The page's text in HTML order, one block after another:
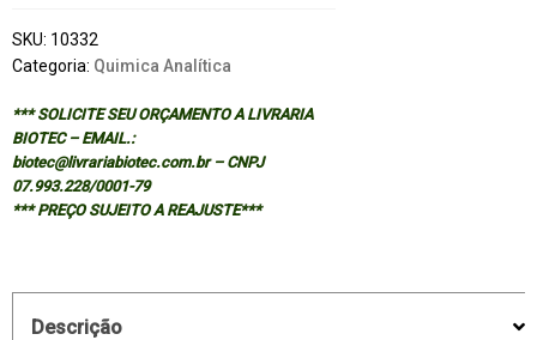
SKU: 10332
Categoria: Quimica Analítica
*** SOLICITE SEU ORÇAMENTO A LIVRARIA
BIOTEC – EMAIL.:
biotec@livrariabiotec.com.br – CNPJ
07.993.228/0001-79
*** PREÇO SUJEITO A REAJUSTE***
Descrição